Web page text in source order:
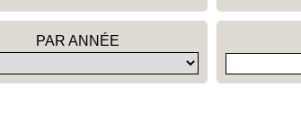
PAR ANNÉE